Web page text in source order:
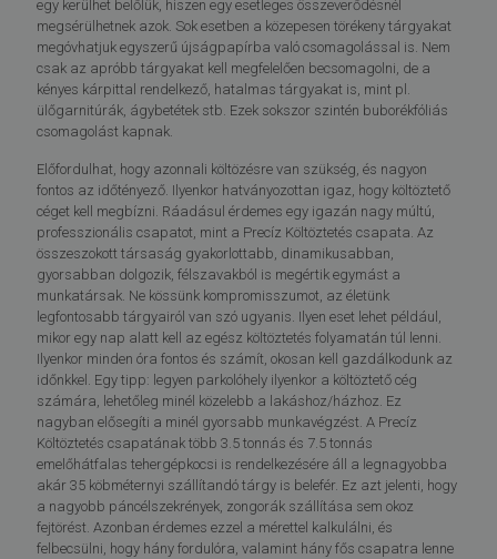
egy kerülhet belőlük, hiszen egy esetleges összeverődésnél
megsérülhetnek azok. Sok esetben a közepesen törékeny tárgyakat
megóvhatjuk egyszerű újságpapírba való csomagolással is. Nem
csak az apróbb tárgyakat kell megfelelően becsomagolni, de a
kényes kárpittal rendelkező, hatalmas tárgyakat is, mint pl.
ülőgarnitúrák, ágybetétek stb. Ezek sokszor szintén buborékfóliás
csomagolást kapnak.
Előfordulhat, hogy azonnali költözésre van szükség, és nagyon
fontos az időtényező. Ilyenkor hatványozottan igaz, hogy költöztető
céget kell megbízni. Ráadásul érdemes egy igazán nagy múltú,
professzionális csapatot, mint a Precíz Költöztetés csapata. Az
összeszokott társaság gyakorlottabb, dinamikusabban,
gyorsabban dolgozik, félszavakból is megértik egymást a
munkatársak. Ne kössünk kompromisszumot, az életünk
legfontosabb tárgyairól van szó ugyanis. Ilyen eset lehet például,
mikor egy nap alatt kell az egész költöztetés folyamatán túl lenni.
Ilyenkor minden óra fontos és számít, okosan kell gazdálkodunk az
időnkkel. Egy tipp: legyen parkolóhely ilyenkor a költöztető cég
számára, lehetőleg minél közelebb a lakáshoz/házhoz. Ez
nagyban elősegíti a minél gyorsabb munkavégzést. A Precíz
Költöztetés csapatának több 3.5 tonnás és 7.5 tonnás
emelőhátfalas tehergépkocsi is rendelkezésére áll a legnagyobba
akár 35 köbméternyi szállítandó tárgy is belefér. Ez azt jelenti, hogy
a nagyobb páncélszekrények, zongorák szállítása sem okoz
fejtörést. Azonban érdemes ezzel a mérettel kalkulálni, és
felbecsülni, hogy hány fordulóra, valamint hány fős csapatra lenne